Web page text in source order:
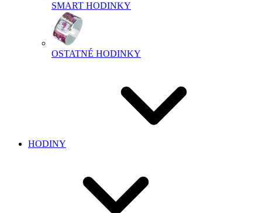
SMART HODINKY
OSTATNÉ HODINKY
HODINY